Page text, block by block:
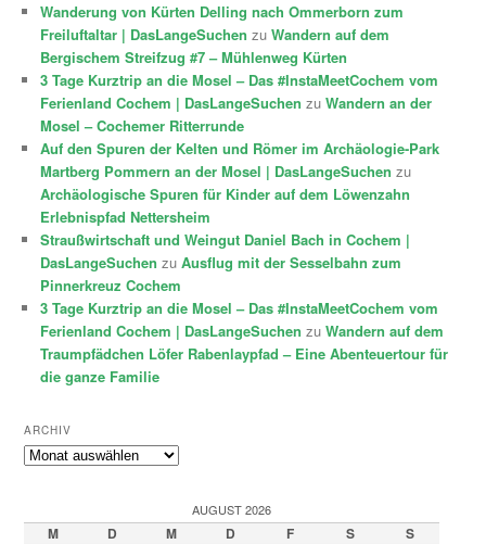
Wanderung von Kürten Delling nach Ommerborn zum
Freiluftaltar | DasLangeSuchen zuWandern auf dem
Bergischem Streifzug #7 – Mühlenweg Kürten
3 Tage Kurztrip an die Mosel – Das #InstaMeetCochem vom
Ferienland Cochem | DasLangeSuchen zuWandern an der
Mosel – Cochemer Ritterrunde
Auf den Spuren der Kelten und Römer im Archäologie-Park
Martberg Pommern an der Mosel | DasLangeSuchen zu
Archäologische Spuren für Kinder auf dem Löwenzahn
Erlebnispfad Nettersheim
Straußwirtschaft und Weingut Daniel Bach in Cochem |
DasLangeSuchen zuAusflug mit der Sesselbahn zum
Pinnerkreuz Cochem
3 Tage Kurztrip an die Mosel – Das #InstaMeetCochem vom
Ferienland Cochem | DasLangeSuchen zuWandern auf dem
Traumpfädchen Löfer Rabenlaypfad – Eine Abenteuertour für
die ganze Familie
ARCHIV
Archiv
AUGUST 2026
M D M D F S S